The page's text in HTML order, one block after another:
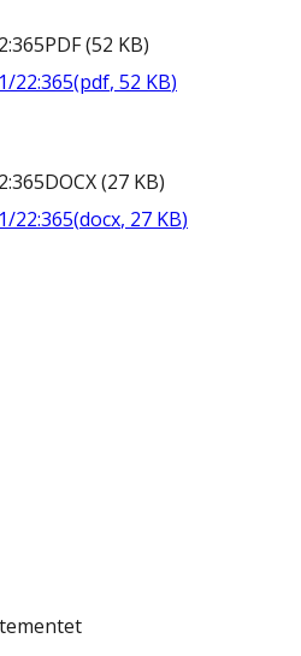
PDF(52 KB)
22:365(pdf, 52 KB)
DOCX(27 KB)
22:365(docx, 27 KB)